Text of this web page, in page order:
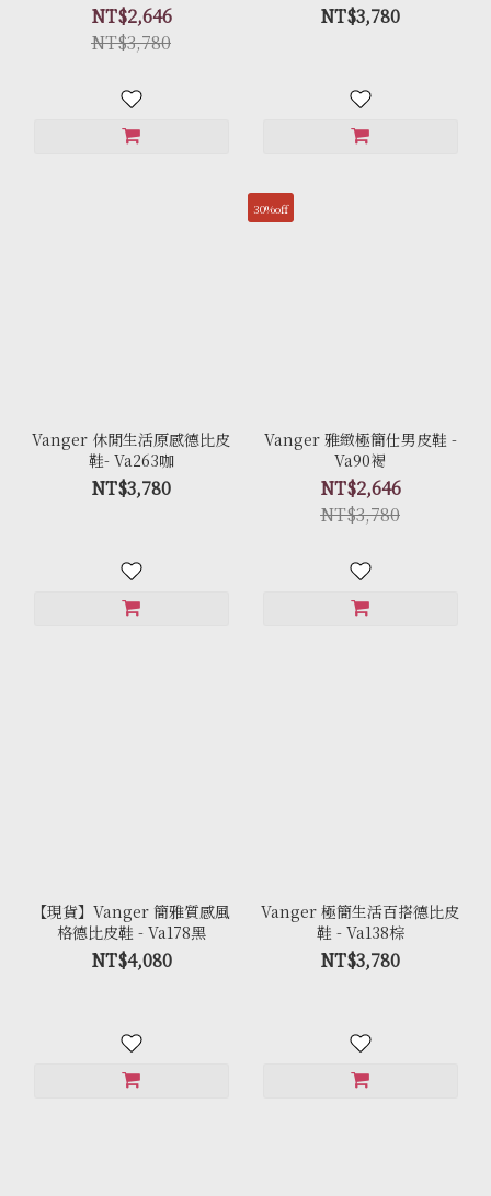
NT$2,646
NT$3,780
NT$3,780
Vanger 休閒生活原感德比皮
鞋- Va263咖
NT$3,780
30%off
Vanger 雅緻極簡仕男皮鞋 -
Va90褐
NT$2,646
NT$3,780
【現貨】Vanger 簡雅質感風
格德比皮鞋 - Va178黑
NT$4,080
Vanger 極簡生活百搭德比皮
鞋 - Va138棕
NT$3,780